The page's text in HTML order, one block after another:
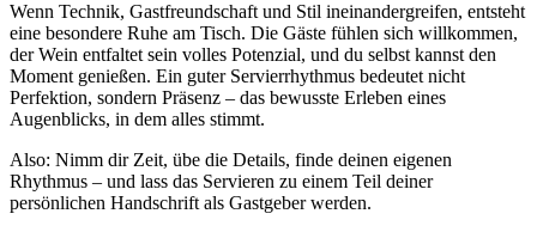
Wenn Technik, Gastfreundschaft und Stil ineinandergreifen, entsteht
eine besondere Ruhe am Tisch. Die Gäste fühlen sich willkommen,
der Wein entfaltet sein volles Potenzial, und du selbst kannst den
Moment genießen. Ein guter Servierrhythmus bedeutet nicht
Perfektion, sondern Präsenz – das bewusste Erleben eines
Augenblicks, in dem alles stimmt.
Also: Nimm dir Zeit, übe die Details, finde deinen eigenen
Rhythmus – und lass das Servieren zu einem Teil deiner
persönlichen Handschrift als Gastgeber werden.